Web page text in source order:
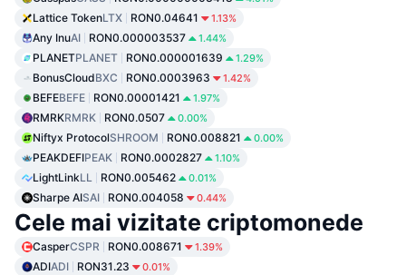
Lattice TokenLTX RON0.04641 1.13%
Any InuAI RON0.000003537 1.44%
PLANETPLANET RON0.000001639 1.29%
BonusCloudBXC RON0.0003963 1.42%
BEFEBEFE RON0.00001421 1.97%
RMRKRMRK RON0.0507 0.00%
Niftyx ProtocolSHROOM RON0.008821 0.00%
PEAKDEFIPEAK RON0.0002827 1.10%
LightLinkLL RON0.005462 0.01%
Sharpe AISAI RON0.004058 0.44%
Cele mai vizitate criptomonede
CasperCSPR RON0.008671 1.39%
ADIADI RON31.23 0.01%